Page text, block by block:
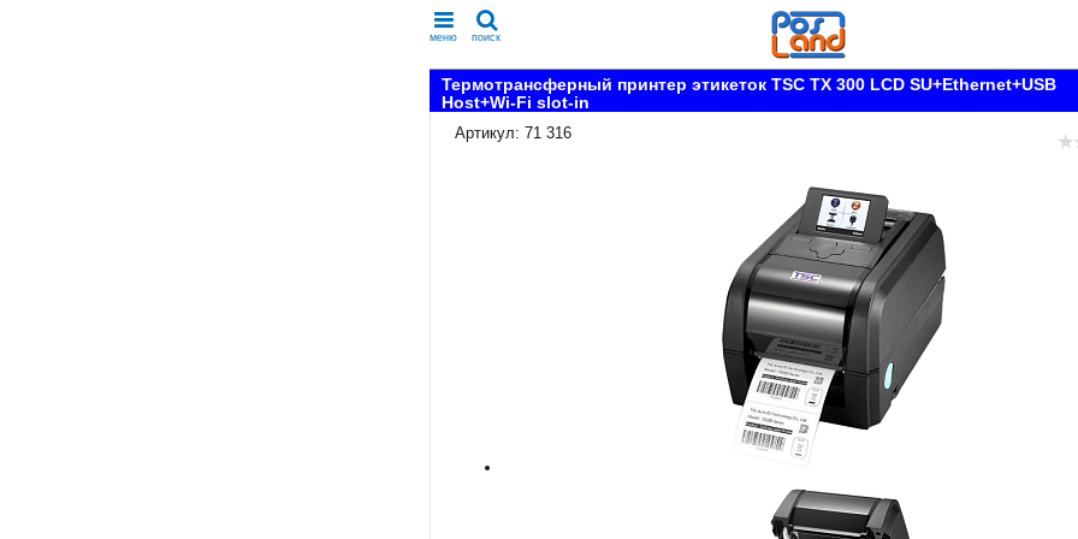
меню поиск
Термотрансферный принтер этикеток TSC TX 300 LCD SU+Ethernet+USB
Host+Wi-Fi slot-in
Артикул: 71 316